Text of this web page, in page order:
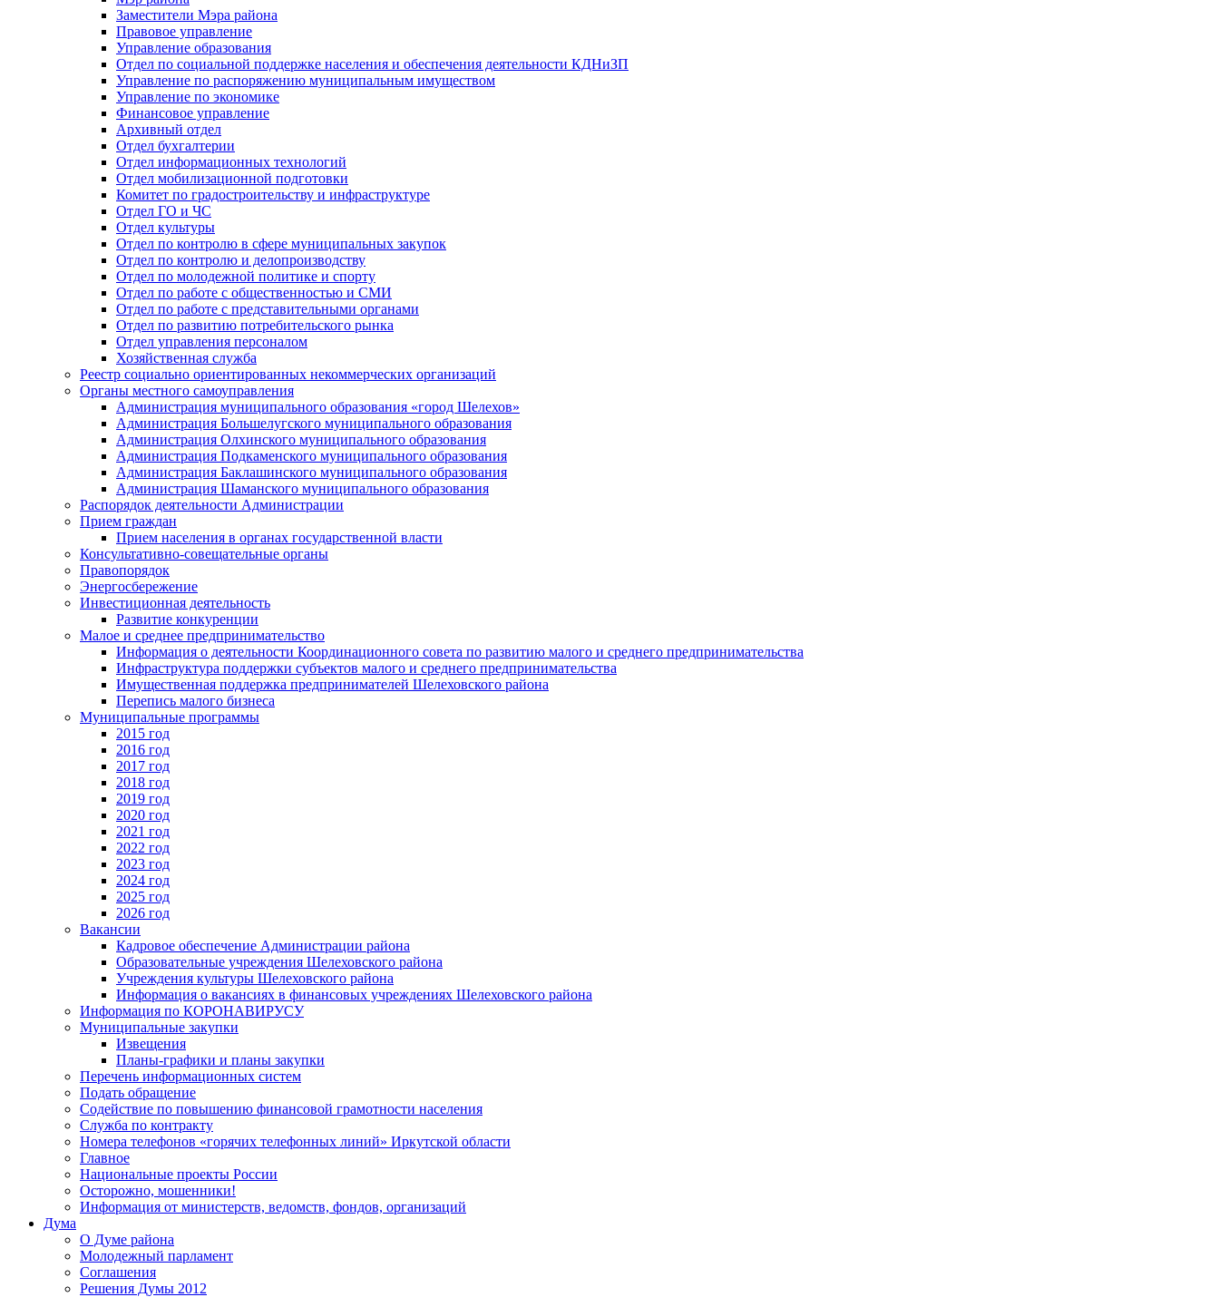
Заместители Мэра района
Правовое управление
Управление образования
Отдел по социальной поддержке населения и обеспечения деятельности КДНиЗП
Управление по распоряжению муниципальным имуществом
Управление по экономике
Финансовое управление
Архивный отдел
Отдел бухгалтерии
Отдел информационных технологий
Отдел мобилизационной подготовки
Комитет по градостроительству и инфраструктуре
Отдел ГО и ЧС
Отдел культуры
Отдел по контролю в сфере муниципальных закупок
Отдел по контролю и делопроизводству
Отдел по молодежной политике и спорту
Отдел по работе с общественностью и СМИ
Отдел по работе с представительными органами
Отдел по развитию потребительского рынка
Отдел управления персоналом
Хозяйственная служба
Реестр социально ориентированных некоммерческих организаций
Органы местного самоуправления
Администрация муниципального образования «город Шелехов»
Администрация Большелугского муниципального образования
Администрация Олхинского муниципального образования
Администрация Подкаменского муниципального образования
Администрация Баклашинского муниципального образования
Администрация Шаманского муниципального образования
Распорядок деятельности Администрации
Прием граждан
Прием населения в органах государственной власти
Консультативно-совещательные органы
Правопорядок
Энергосбережение
Инвестиционная деятельность
Развитие конкуренции
Малое и среднее предпринимательство
Информация о деятельности Координационного совета по развитию малого и среднего предпринимательства
Инфраструктура поддержки субъектов малого и среднего предпринимательства
Имущественная поддержка предпринимателей Шелеховского района
Перепись малого бизнеса
Муниципальные программы
2015 год
2016 год
2017 год
2018 год
2019 год
2020 год
2021 год
2022 год
2023 год
2024 год
2025 год
2026 год
Вакансии
Кадровое обеспечение Администрации района
Образовательные учреждения Шелеховского района
Учреждения культуры Шелеховского района
Информация о вакансиях в финансовых учреждениях Шелеховского района
Информация по КОРОНАВИРУСУ
Муниципальные закупки
Извещения
Планы-графики и планы закупки
Перечень информационных систем
Подать обращение
Содействие по повышению финансовой грамотности населения
Служба по контракту
Номера телефонов «горячих телефонных линий» Иркутской области
Главное
Национальные проекты России
Осторожно, мошенники!
Информация от министерств, ведомств, фондов, организаций
Дума
О Думе района
Молодежный парламент
Соглашения
Решения Думы 2012